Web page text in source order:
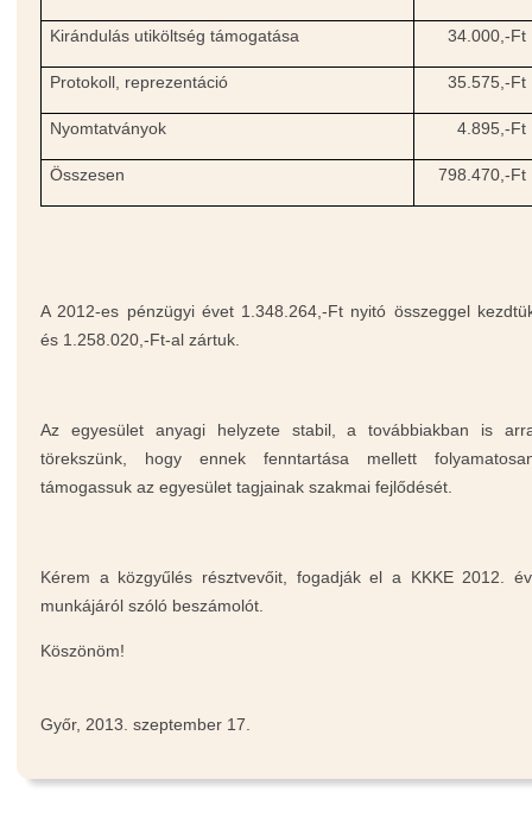
Kirándulás utiköltség támogatása 34.000,-Ft
Protokoll, reprezentáció 35.575,-Ft
Nyomtatványok 4.895,-Ft
Összesen 798.470,-Ft
A 2012-es pénzügyi évet 1.348.264,-Ft nyitó összeggel
és 1.258.020,-Ft-al zártuk.
Az egyesület anyagi helyzete stabil, a továbbiakban is
törekszünk, hogy ennek fenntartása mellett
támogassuk az egyesület tagjainak szakmai fejlődését.
Kérem a közgyűlés résztvevőit, fogadják el a KKKE 2012.
munkájáról szóló beszámolót.
Köszönöm!
Győr, 2013. szeptember 17.